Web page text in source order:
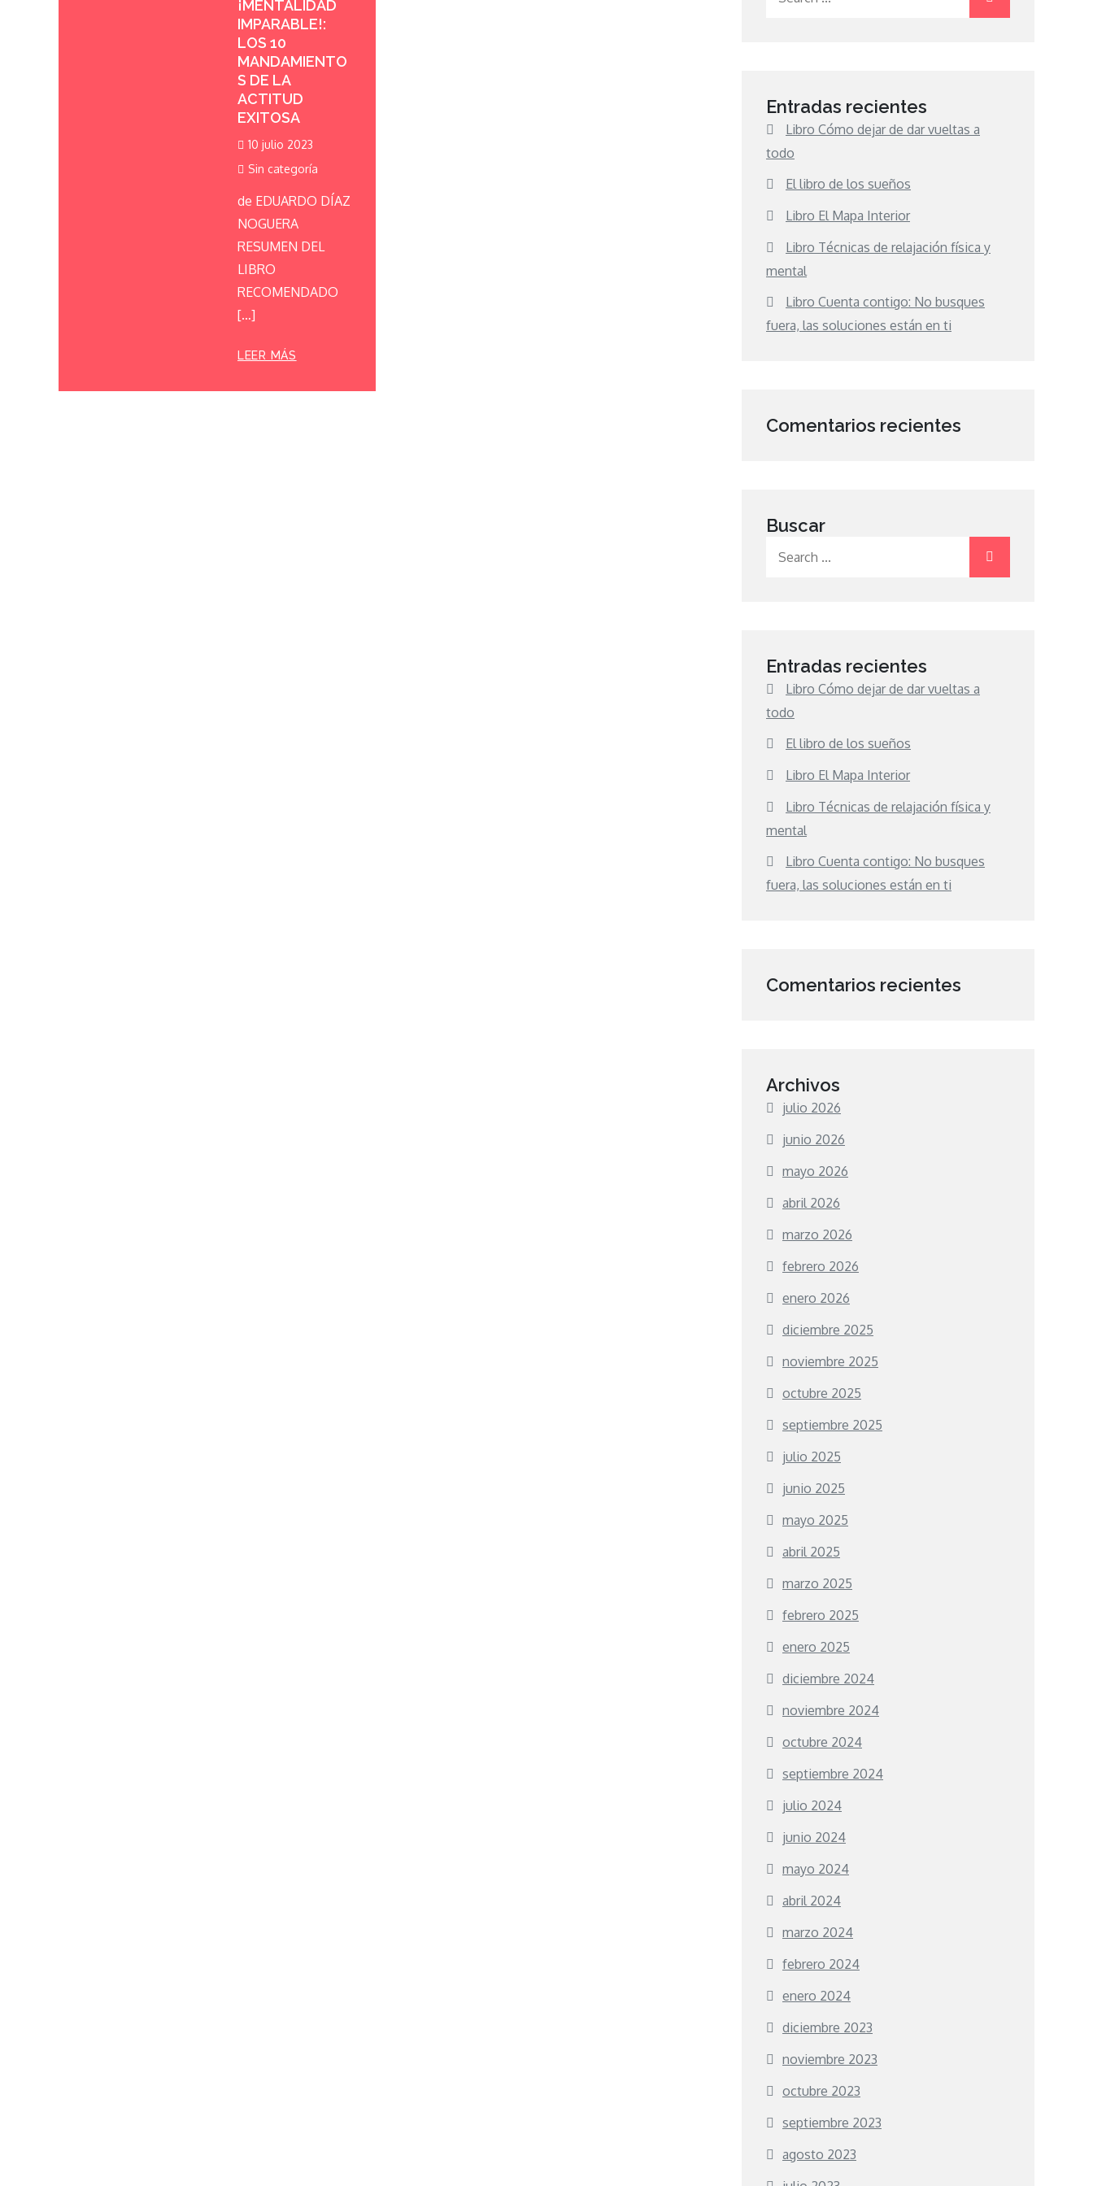
¡MENTALIDAD
IMPARABLE!:
LOS 10
MANDAMIENTO
S DE LA
ACTITUD
EXITOSA
10 julio 2023
Sin categoría
de EDUARDO DÍAZ
NOGUERA
RESUMEN DEL
LIBRO
RECOMENDADO
[…]
LEER MÁS
Entradas recientes
Libro Cómo dejar de dar vueltas a
todo
El libro de los sueños
Libro El Mapa Interior
Libro Técnicas de relajación física y
mental
Libro Cuenta contigo: No busques
fuera, las soluciones están en ti
Comentarios recientes
Buscar
Entradas recientes
Libro Cómo dejar de dar vueltas a
todo
El libro de los sueños
Libro El Mapa Interior
Libro Técnicas de relajación física y
mental
Libro Cuenta contigo: No busques
fuera, las soluciones están en ti
Comentarios recientes
Archivos
julio 2026
junio 2026
mayo 2026
abril 2026
marzo 2026
febrero 2026
enero 2026
diciembre 2025
noviembre 2025
octubre 2025
septiembre 2025
julio 2025
junio 2025
mayo 2025
abril 2025
marzo 2025
febrero 2025
enero 2025
diciembre 2024
noviembre 2024
octubre 2024
septiembre 2024
julio 2024
junio 2024
mayo 2024
abril 2024
marzo 2024
febrero 2024
enero 2024
diciembre 2023
noviembre 2023
octubre 2023
septiembre 2023
agosto 2023